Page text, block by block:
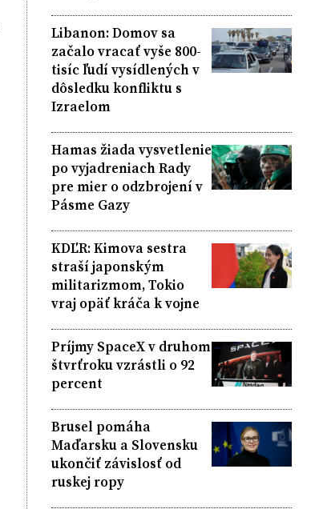
Libanon: Domov sa
začalo vracať vyše 800-
tisíc ľudí vysídlených v
dôsledku konfliktu s
Izraelom
Hamas žiada vysvetlenie
po vyjadreniach Rady
pre mier o odzbrojení v
Pásme Gazy
KDĽR: Kimova sestra
straší japonským
militarizmom, Tokio
vraj opäť kráča k vojne
Príjmy SpaceX v druhom
štvrťroku vzrástli o 92
percent
Brusel pomáha
Maďarsku a Slovensku
ukončiť závislosť od
ruskej ropy